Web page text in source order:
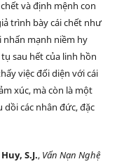
và định mệnh con
trình bày cái chết như
mạnh niềm hy
sau hết của linh hồn
việc đối diện với cái
xúc, mà còn là một
các nhân đức, đặc
S.J., Vấn Nạn Nghệ